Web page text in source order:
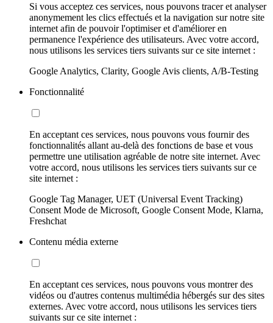
Si vous acceptez ces services, nous pouvons tracer et analyser
anonymement les clics effectués et la navigation sur notre site
internet afin de pouvoir l'optimiser et d'améliorer en
permanence l'expérience des utilisateurs. Avec votre accord,
nous utilisons les services tiers suivants sur ce site internet :
Google Analytics, Clarity, Google Avis clients, A/B-Testing
Fonctionnalité
En acceptant ces services, nous pouvons vous fournir des
fonctionnalités allant au-delà des fonctions de base et vous
permettre une utilisation agréable de notre site internet. Avec
votre accord, nous utilisons les services tiers suivants sur ce
site internet :
Google Tag Manager, UET (Universal Event Tracking)
Consent Mode de Microsoft, Google Consent Mode, Klarna,
Freshchat
Contenu média externe
En acceptant ces services, nous pouvons vous montrer des
vidéos ou d'autres contenus multimédia hébergés sur des sites
externes. Avec votre accord, nous utilisons les services tiers
suivants sur ce site internet :